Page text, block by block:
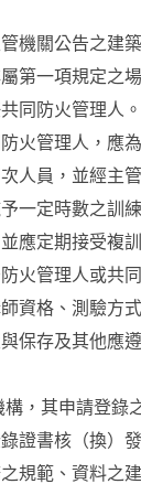
機關公告之建
第一項規定之
同防火管理人。
火管理人，應
人員，並經主
一定時數之訓
應定期接受複訓
火管理人或共
資格、測驗方
保存及其他應
構，其申請登錄
證書核（換）
規範、資料之